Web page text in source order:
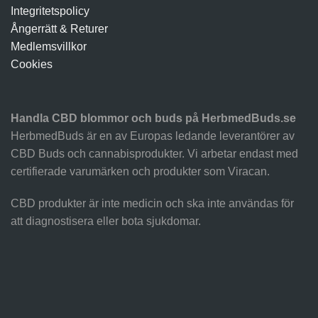
Integritetspolicy
Ångerrätt & Returer
Medlemsvillkor
Cookies
Handla CBD blommor och buds på HerbmedBuds.se
HerbmedBuds är en av Europas ledande leverantörer av
CBD Buds och cannabisprodukter. Vi arbetar endast med
certifierade varumärken och produkter som Viracan.
CBD produkter är inte medicin och ska inte användas för
att diagnostisera eller bota sjukdomar.